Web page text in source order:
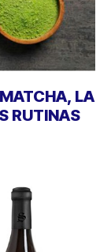
LA
RUTINAS